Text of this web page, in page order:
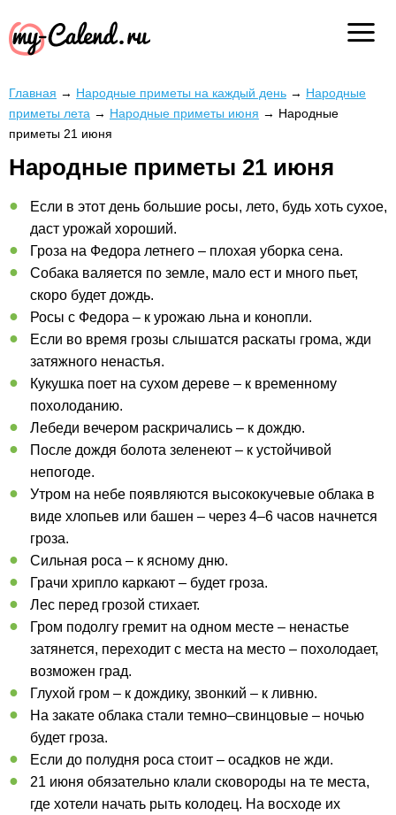
Главная → Народные приметы на каждый день → Народные
приметы лета → Народные приметы июня → Народные
приметы 21 июня
Народные приметы 21 июня
Если в этот день большие росы, лето, будь хоть сухое,
даст урожай хороший.
Гроза на Федора летнего – плохая уборка сена.
Собака валяется по земле, мало ест и много пьет,
скоро будет дождь.
Росы с Федора – к урожаю льна и конопли.
Если во время грозы слышатся раскаты грома, жди
затяжного ненастья.
Кукушка поет на сухом дереве – к временному
похолоданию.
Лебеди вечером раскричались – к дождю.
После дождя болота зеленеют – к устойчивой
непогоде.
Утром на небе появляются высококучевые облака в
виде хлопьев или башен – через 4–6 часов начнется
гроза.
Сильная роса – к ясному дню.
Грачи хрипло каркают – будет гроза.
Лес перед грозой стихает.
Гром подолгу гремит на одном месте – ненастье
затянется, переходит с места на место – похолодает,
возможен град.
Глухой гром – к дождику, звонкий – к ливню.
На закате облака стали темно–свинцовые – ночью
будет гроза.
Если до полудня роса стоит – осадков не жди.
21 июня обязательно клали сковороды на те места,
где хотели начать рыть колодец. На восходе их